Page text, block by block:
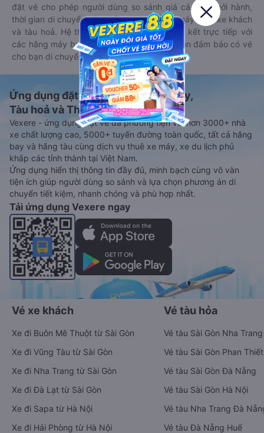
đặt vé cho phép người dùng so sánh giá cả, giờ khởi hành,
thời gian di chuyển của nhiều phương tiện máy bay, xe khách
và tàu hoả. Hệ thống của Goyolo được liên kết trực tiếp với
các hãng máy bay, xe khách và tàu hoả, luôn đảm bảo có vé
cho bạn di chuyển.
Ứng dụng đặt vé Xe khách, Máy bay,
Tàu hoả và Thuê xe
Vexere - ứng dụng đặt vé đa phương tiện với hơn 3000+ nhà
xe chất lượng cao, 5000+ tuyến đường toàn quốc, tất cả hãng
bay và hãng tàu cùng dịch vụ thuê xe máy, xe du lịch phủ
khắp các tỉnh thành tại Việt Nam.
Ứng dụng hiển thị thông tin đầy đủ, minh bạch cùng vô vàn
tiện ích giúp người dùng so sánh và lựa chọn phương án di
chuyển tiết kiệm, nhanh chóng và phù hợp nhất.
Tải ứng dụng Vexere ngay
Vé xe khách
Xe đi Buôn Mê Thuột từ Sài Gòn
Xe đi Vũng Tàu từ Sài Gòn
Xe đi Nha Trang từ Sài Gòn
Xe đi Đà Lạt từ Sài Gòn
Xe đi Sapa từ Hà Nội
Xe đi Hải Phòng từ Hà Nội
Vé tàu hỏa
Vé tàu Sài Gòn Nha Trang
Vé tàu Sài Gòn Phan Thiết
Vé tàu Sài Gòn Đà Nẵng
Vé tàu Sài Gòn Hà Nội
Vé tàu Nha Trang Đà
Vé tàu Đà Nẵng Huế